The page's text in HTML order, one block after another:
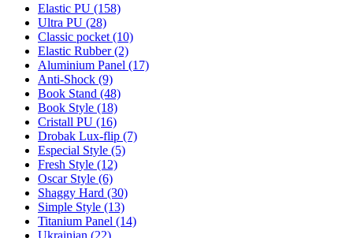
Elastic PU (158)
Ultra PU (28)
Classic pocket (10)
Elastic Rubber (2)
Aluminium Panel (17)
Anti-Shock (9)
Book Stand (48)
Book Style (18)
Cristall PU (16)
Drobak Lux-flip (7)
Especial Style (5)
Fresh Style (12)
Oscar Style (6)
Shaggy Hard (30)
Simple Style (13)
Titanium Panel (14)
Ukrainian (22)